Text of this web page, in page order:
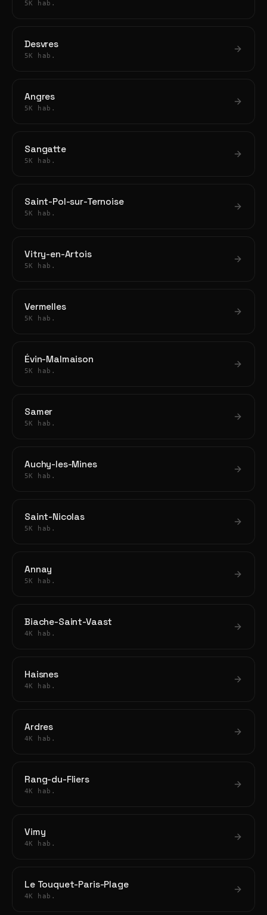
5K hab.
Desvres
5K hab.
Angres
5K hab.
Sangatte
5K hab.
Saint-Pol-sur-Ternoise
5K hab.
Vitry-en-Artois
5K hab.
Vermelles
5K hab.
Évin-Malmaison
5K hab.
Samer
5K hab.
Auchy-les-Mines
5K hab.
Saint-Nicolas
5K hab.
Annay
5K hab.
Biache-Saint-Vaast
4K hab.
Haisnes
4K hab.
Ardres
4K hab.
Rang-du-Fliers
4K hab.
Vimy
4K hab.
Le Touquet-Paris-Plage
4K hab.